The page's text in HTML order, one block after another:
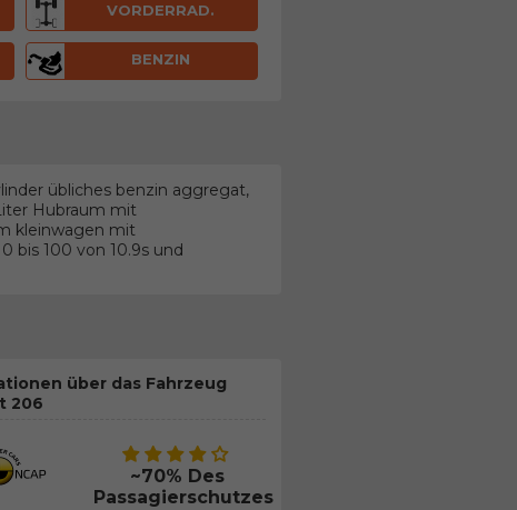
VORDERRAD.
BENZIN
übliches benzin aggregat,
Hubraum mit
kleinwagen mit
bis 100 von 10.9s und
über das Fahrzeug
206
~70% Des
Passagierschutzes